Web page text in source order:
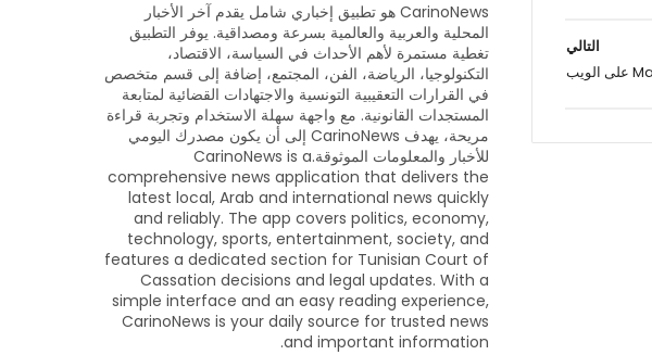
التالي
CarinoNews هو تطبيق إخباري شامل يقدم آخر الأخبار
المحلية والعربية والعالمية بسرعة ومصداقية. يوفر التطبيق
تغطية مستمرة لأهم الأحداث في السياسة، الاقتصاد،
التكنولوجيا، الرياضة، الفن، المجتمع، إضافة إلى قسم متخصص
في القرارات التعقيبية التونسية والاجتهادات القضائية لمتابعة
المستجدات القانونية. مع واجهة سهلة الاستخدام وتجربة قراءة
مريحة، يهدف CarinoNews إلى أن يكون مصدرك اليومي
للأخبار والمعلومات الموثوقة.CarinoNews is a
comprehensive news application that delivers the
latest local, Arab and international news quickly
and reliably. The app covers politics, economy,
technology, sports, entertainment, society, and
features a dedicated section for Tunisian Court of
Cassation decisions and legal updates. With a
simple interface and an easy reading experience,
CarinoNews is your daily source for trusted news
and important information.